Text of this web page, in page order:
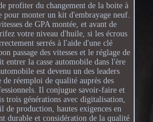
profiter du changement de la boite à
pour monter un kit d'embrayage neuf.
de GPA montée, et avant de
votre niveau d'huile, si les écrous
serrés à l'aide d'une clé
passage des vitesses et le réglage de
entrer la casse automobile dans l'ère
est devenu un des leaders
de réemploi de qualité auprès des
Il conjugue savoir-faire et
trois générations avec digitalisation,
de production, hautes exigences en
durable et considération de la qualité